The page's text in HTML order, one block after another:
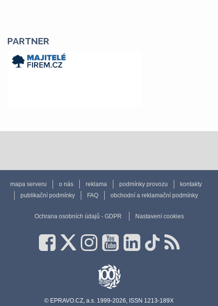
PARTNER
mapa serveru o nás reklama podmínky provozu
kontakty
publikační podmínky
FAQ obchodní a reklamační podmínky
Ochrana osobních údajů - GDPR Nastavení cookies
© EPRAVO.CZ, a.s. 1999-2026, ISSN 1213-189X